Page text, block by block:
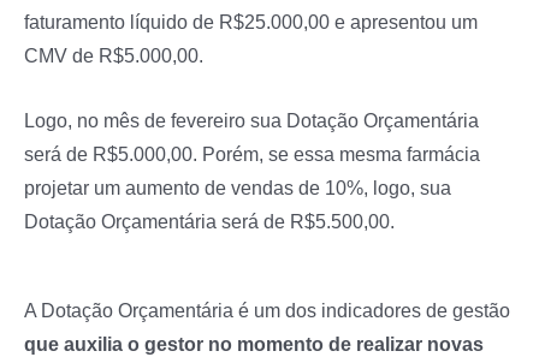
faturamento líquido de R$25.000,00 e apresentou um
CMV de R$5.000,00.
Logo, no mês de fevereiro sua Dotação Orçamentária
será de R$5.000,00. Porém, se essa mesma farmácia
projetar um aumento de vendas de 10%, logo, sua
Dotação Orçamentária será de R$5.500,00.
A Dotação Orçamentária é um dos indicadores de gestão
que auxilia o gestor no momento de realizar novas